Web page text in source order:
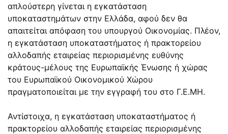
απλούστερη γίνεται η εγκατάσταση
υποκαταστημάτων στην Ελλάδα, αφού δεν θα
απαιτείται απόφαση του υπουργού Οικονομίας. Πλέον,
η εγκατάσταση υποκαταστήματος ή πρακτορείου
αλλοδαπής εταιρείας περιορισμένης ευθύνης
κράτους-μέλους της Ευρωπαϊκής Ένωσης ή χώρας
του Ευρωπαϊκού Οικονομικού Χώρου
πραγματοποιείται με την εγγραφή του στο Γ.Ε.ΜΗ.
Αντίστοιχα, η εγκατάσταση υποκαταστήματος ή
πρακτορείου αλλοδαπής εταιρείας περιορισμένης